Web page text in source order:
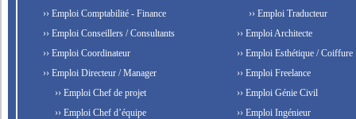
›› Emploi Comptabilité - Finance
›› Emploi Conseillers / Consultants
›› Emploi Coordinateur
›› Emploi Directeur / Manager
›› Emploi Chef de projet
›› Emploi Chef d’équipe
›› Emploi Traducteur
›› Emploi Architecte
›› Emploi Esthétique / Coiffure
›› Emploi Freelance
›› Emploi Génie Civil
›› Emploi Ingénieur